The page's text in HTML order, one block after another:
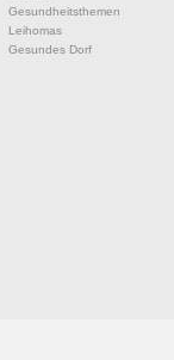
Gesundheitsthemen
Leihomas
Gesundes Dorf